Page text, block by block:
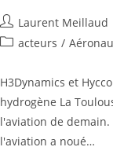
Laurent Meillaud
acteurs /
H3Dynamics et
hydrogène La
l'aviation de
l'aviation a noué…